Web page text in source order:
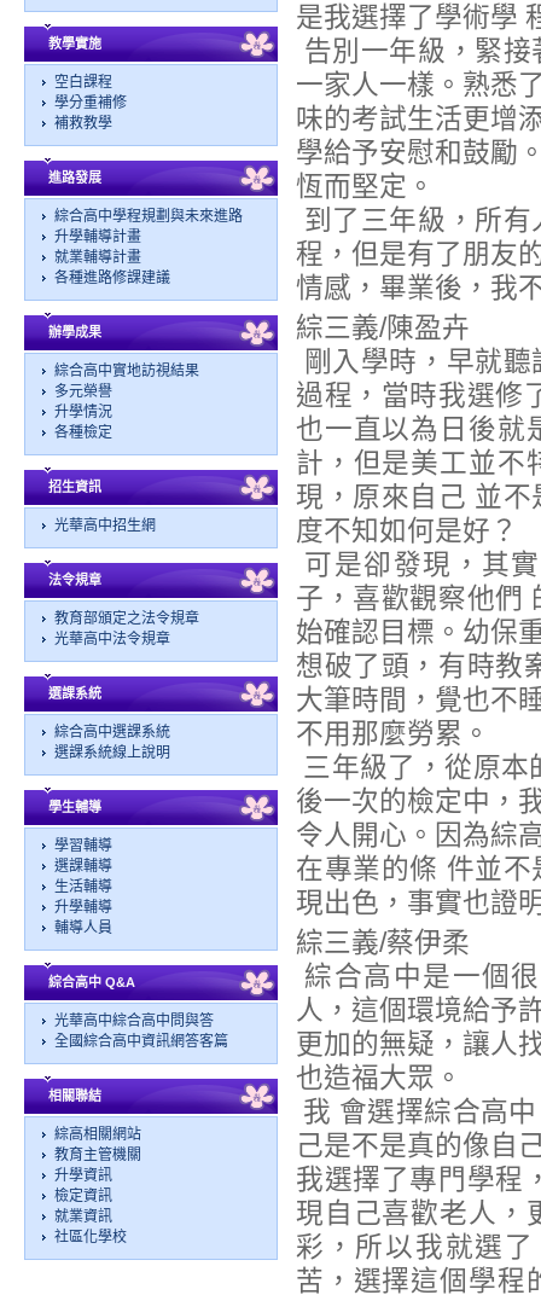
教學實施
空白課程
學分重補修
補救教學
進路發展
綜合高中學程規劃與未來進路
升學輔導計畫
就業輔導計畫
各種進路修課建議
辦學成果
綜合高中實地訪視結果
多元榮譽
升學情況
各種檢定
招生資訊
光華高中招生網
法令規章
教育部頒定之法令規章
光華高中法令規章
選課系統
綜合高中選課系統
選課系統線上說明
學生輔導
學習輔導
選課輔導
生活輔導
升學輔導
輔導人員
綜合高中 Q&A
光華高中綜合高中問與答
全國綜合高中資訊網答客篇
相關聯結
綜高相關網站
教育主管機關
升學資訊
檢定資訊
就業資訊
社區化學校
是我選擇了學術學
告別一年級，緊
一家人一樣。熟悉
味的考試生活更增
學給予安慰和鼓勵
恆而堅定。
到了三年級，所
程，但是有了朋友
情感，畢業後，我
綜三義/陳盈卉
剛入學時，早就
過程，當時我選修
也一直以為日後就
計，但是美工並不
現，原來自己 並
度不知如何是好？
可是卻發現，其
子，喜歡觀察他們
始確認目標。幼保
想破了頭，有時教
大筆時間，覺也不
不用那麼勞累。
三年級了，從原
後一次的檢定中，
令人開心。因為綜
在專業的條 件並
現出色，事實也證
綜三義/蔡伊柔
綜合高中是一個
人，這個環境給予
更加的無疑，讓人
也造福大眾。
我 會選擇綜合高
己是不是真的像自
我選擇了專門學程
現自己喜歡老人，
彩，所以我就選
苦，選擇這個學程